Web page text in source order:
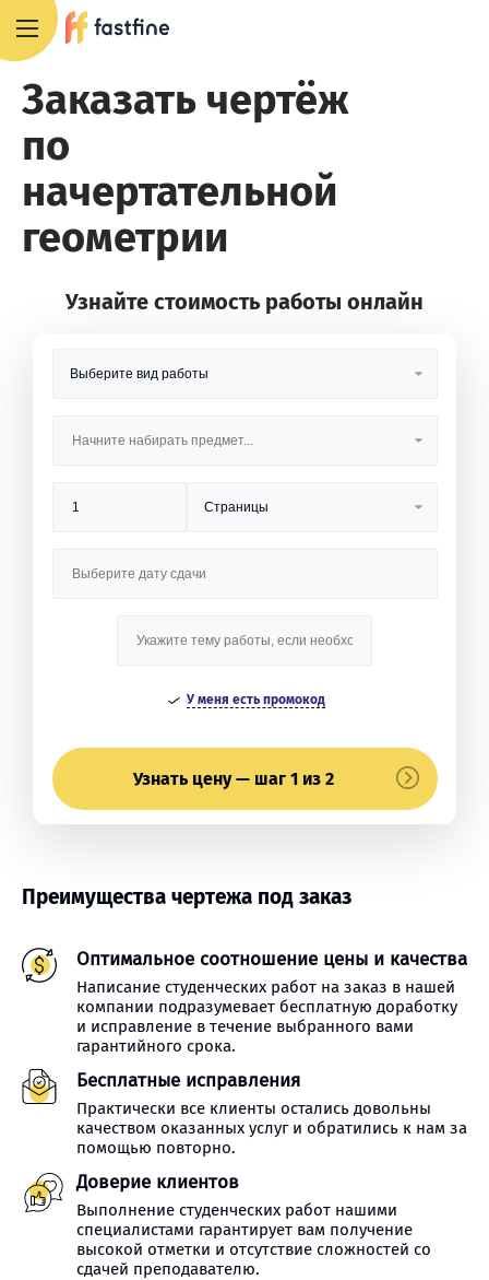
Заказать чертёж
по
начертательной
геометрии
Узнайте стоимость работы онлайн
У меня есть промокод
Узнать цену — шаг 1 из 2
Преимущества чертежа под заказ
Оптимальное соотношение цены и качества
Написание студенческих работ на заказ в нашей
компании подразумевает бесплатную доработку
и исправление в течение выбранного вами
гарантийного срока.
Бесплатные исправления
Практически все клиенты остались довольны
качеством оказанных услуг и обратились к нам за
помощью повторно.
Доверие клиентов
Выполнение студенческих работ нашими
специалистами гарантирует вам получение
высокой отметки и отсутствие сложностей со
сдачей преподавателю.